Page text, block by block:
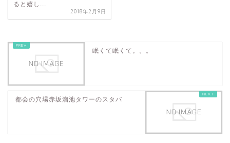
ると嬉し...
2018年2月9日
眠くて眠くて。。。
都会の穴場赤坂溜池タワーのスタバ